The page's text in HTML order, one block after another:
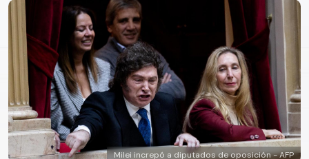
Milei increpó a diputados de oposición - AFP